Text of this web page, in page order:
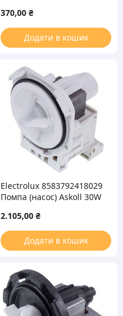
(медная обмотка)
370,00 ₴
Додати в кошик
Electrolux 8583792418029
Помпа (насос) Askoll 30W
машины
2.105,00 ₴
Додати в кошик